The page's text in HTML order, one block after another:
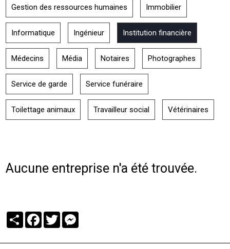
Gestion des ressources humaines Immobilier
Informatique Ingénieur Institution financière
Médecins Média Notaires Photographes
Service de garde Service funéraire
Toilettage animaux Travailleur social Vétérinaires
Aucune entreprise n'a été trouvée.
PartagerFacebook
Twitter